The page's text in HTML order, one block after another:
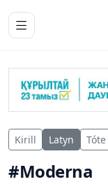
Kirill Latyn Tóte
#Moderna